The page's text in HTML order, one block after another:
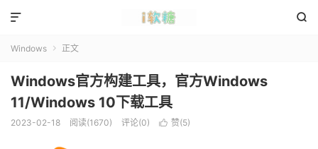


Windows  正文
Windows官方构建工具，官方Windows
11/Windows 10下载工具
2023-02-18 阅读(1670) 评论(0)  赞(5)